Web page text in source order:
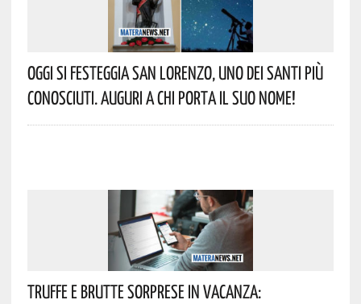
Oggi Si Festeggia San Lorenzo, Uno Dei Santi Più
Conosciuti. Auguri A Chi Porta Il Suo Nome!
Truffe E Brutte Sorprese In Vacanza: